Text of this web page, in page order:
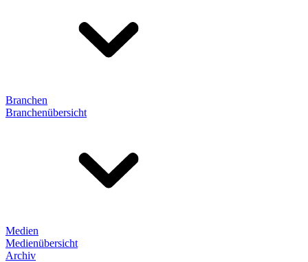
Branchen
Branchenübersicht
Medien
Medienübersicht
Archiv